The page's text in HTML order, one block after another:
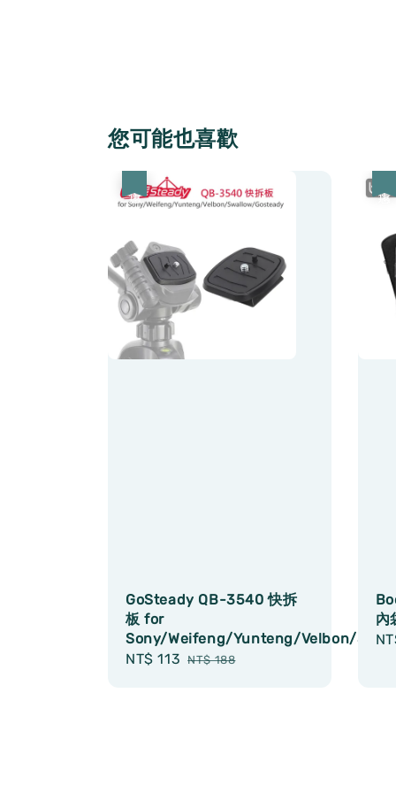
您可能也喜歡
GoSteady QB-3540 快拆
板 for
Sony/Weifeng/Yunteng/Velbon/
Sale
NT$ 113 Regular
NT$ 188
內